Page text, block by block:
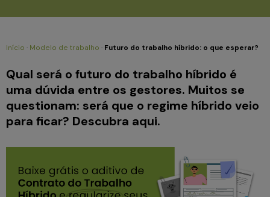
Início · Modelo de trabalho · Futuro do trabalho híbrido: o que esperar?
Qual será o futuro do trabalho híbrido é
uma dúvida entre os gestores. Muitos se
questionam: será que o regime híbrido veio
para ficar? Descubra aqui.